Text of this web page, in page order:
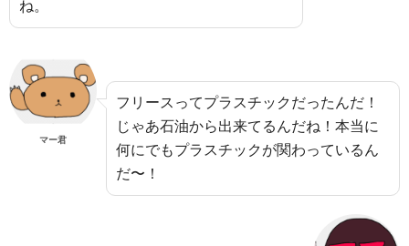
ね。
マー君
フリースってプラスチックだったんだ！
じゃあ石油から出来てるんだね！本当に
何にでもプラスチックが関わっているん
だ〜！